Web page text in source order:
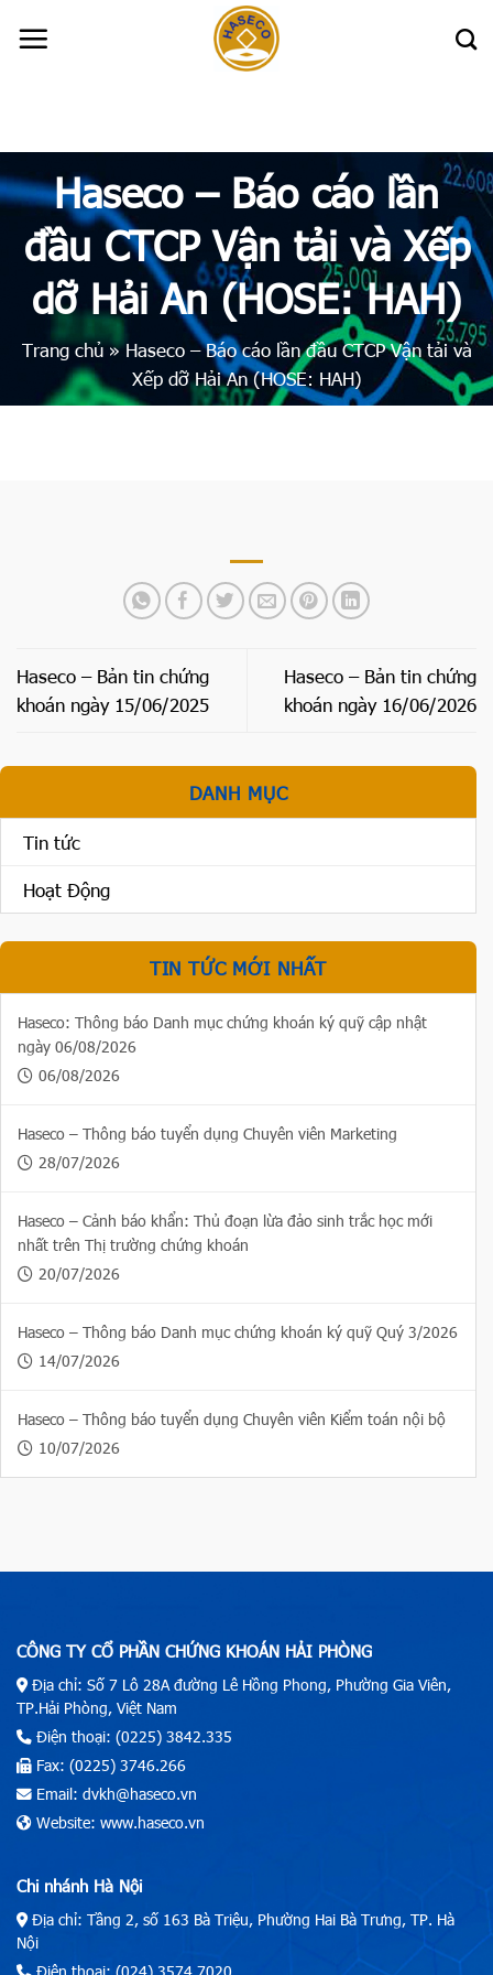
Haseco – Báo cáo lần
đầu CTCP Vận tải và Xếp
dỡ Hải An (HOSE: HAH)
Trang chủ»Haseco – Báo cáo lần đầu CTCP Vận tải và
Xếp dỡ Hải An (HOSE: HAH)
Haseco – Bản tin chứng
khoán ngày 15/06/2025
Haseco – Bản tin chứng
khoán ngày 16/06/2026
DANH MỤC
Tin tức
Hoạt Động
TIN TỨC MỚI NHẤT
Haseco: Thông báo Danh mục chứng khoán ký quỹ cập nhật
ngày 06/08/2026
06/08/2026
Haseco – Thông báo tuyển dụng Chuyên viên Marketing
28/07/2026
Haseco – Cảnh báo khẩn: Thủ đoạn lừa đảo sinh trắc học mới
nhất trên Thị trường chứng khoán
20/07/2026
Haseco – Thông báo Danh mục chứng khoán ký quỹ Quý 3/2026
14/07/2026
Haseco – Thông báo tuyển dụng Chuyên viên Kiểm toán nội bộ
10/07/2026
CÔNG TY CỔ PHẦN CHỨNG KHOÁN HẢI PHÒNG
Địa chỉ: Số 7 Lô 28A đường Lê Hồng Phong, Phường Gia Viên,
TP.Hải Phòng, Việt Nam
Điện thoại: (0225) 3842.335
Fax: (0225) 3746.266
Email: dvkh@haseco.vn
Website: www.haseco.vn
Chi nhánh Hà Nội
Địa chỉ: Tầng 2, số 163 Bà Triệu, Phường Hai Bà Trưng, TP. Hà
Nội